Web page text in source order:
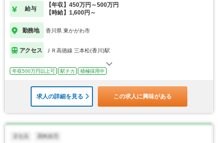
給与
【年収】450万円～500万円
【時給】1,600円～
勤務地 香川県 東かがわ市
アクセス ＪＲ高徳線 三本松(香川)駅
年収500万円以上可 駅チカ 積極採用中
求人の詳細を見る この求人に興味がある